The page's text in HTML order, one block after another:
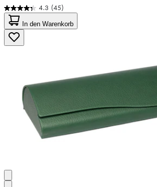
4.3 (45)
4.3
von
5
Sternen.
45
In den Warenkorb